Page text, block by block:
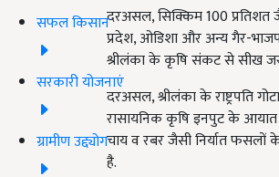
सफल किसान
सरकारी योजनाएं
ग्रामीण उद्द्योग
दरअसल, सिक्किम 100 प्रतिशत
प्रदेश, ओडिशा और अन्य गैर-
श्रीलंका के कृषि संकट से सीख
दरअसल, श्रीलंका के राष्ट्रपति
रासायनिक कृषि इनपुट के आयात
चाय व रबर जैसी निर्यात फसलों
है.